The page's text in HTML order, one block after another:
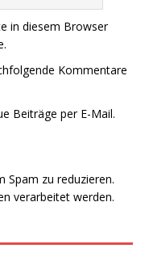
in diesem Browser
Kommentare
Beiträge per E-Mail.
Spam zu reduzieren.
verarbeitet werden.